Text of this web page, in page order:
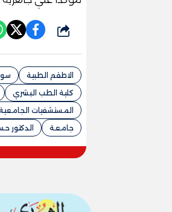
شارك
الاطقم الطبية
كلية الطب البشري
المستشفيات
جامعة
الدكتور